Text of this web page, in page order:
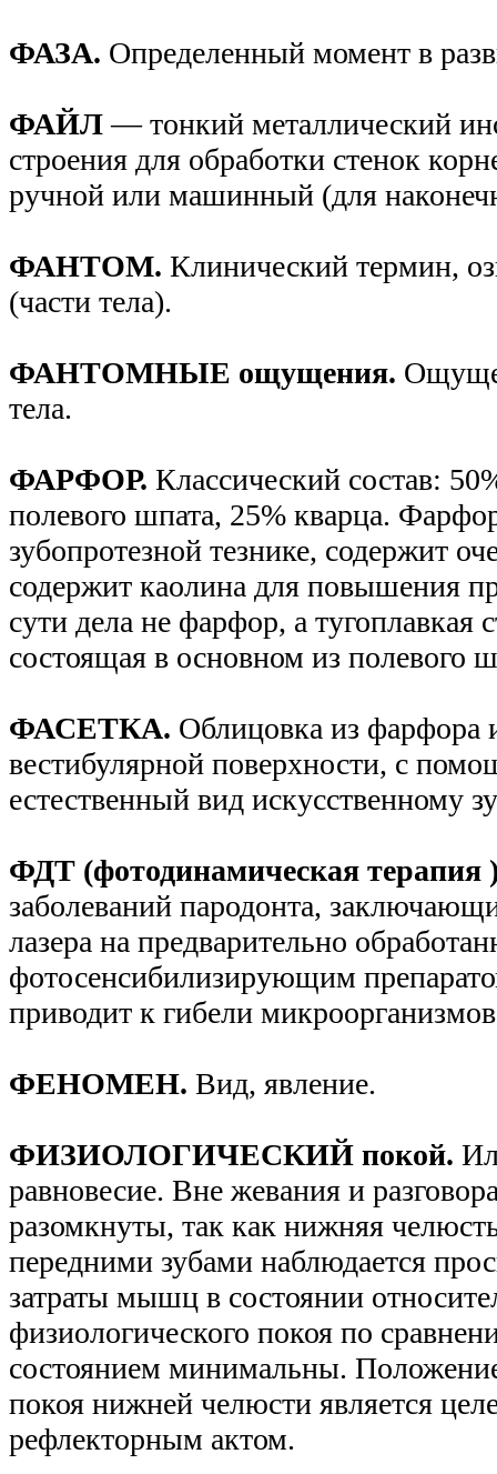
ФАЗА. Определенный момент в
ФАЙЛ— тонкий металлический
строения для обработки стенок
ручной или машинный (для
ФАНТОМ. Клинический термин,
(части тела).
ФАНТОМНЫЕ ощущения.
тела.
ФАРФОР. Классический состав:
полевого шпата, 25% кварца.
зубопротезной тезнике, содержит
содержит каолина для повышения
сути дела не фарфор, а тугоплавкая
состоящая в основном из полевого
ФАСЕТКА. Облицовка из фарфора
вестибулярной поверхности, с
естественный вид искусственному
ФДТ (фотодинамическая терапия
заболеваний пародонта,
лазера на предварительно
фотосенсибилизирующим
приводит к гибели
ФЕНОМЕН. Вид, явление.
ФИЗИОЛОГИЧЕСКИЙ покой.
равновесие. Вне жевания и
разомкнуты, так как нижняя
передними зубами наблюдается
затраты мышц в состоянии
физиологического покоя по
состоянием минимальны.
покоя нижней челюсти является
рефлекторным актом.